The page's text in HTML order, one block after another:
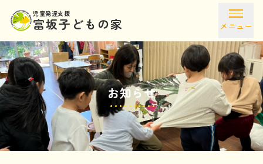
児童発達支援
富坂子どもの家 メニュー
お知らせ